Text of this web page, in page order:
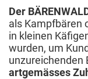
Der
als Kampfbären
in kleinen
wurden, um
unzureichenden
artgemässes